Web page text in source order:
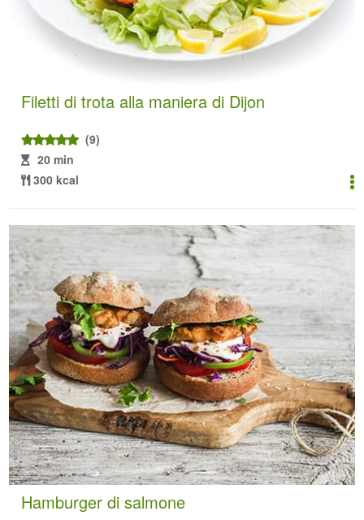
Filetti di trota alla maniera di Dijon
(9)
20 min
300 kcal
Hamburger di salmone